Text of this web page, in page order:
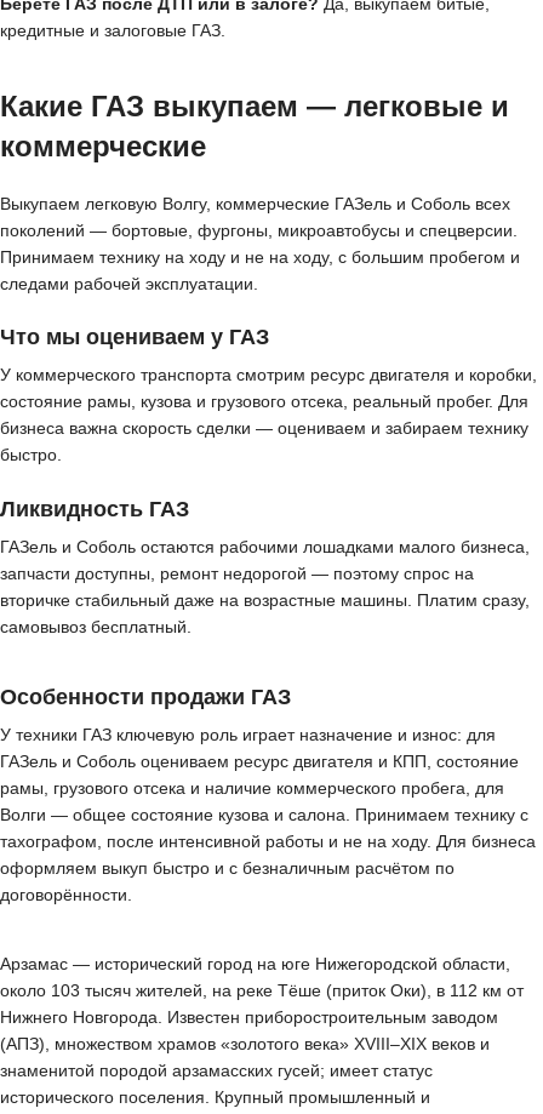
кредитные и залоговые ГАЗ.
Какие ГАЗ выкупаем — легковые и
коммерческие
Выкупаем легковую Волгу, коммерческие ГАЗель и Соболь всех
поколений — бортовые, фургоны, микроавтобусы и спецверсии.
Принимаем технику на ходу и не на ходу, с большим пробегом и
следами рабочей эксплуатации.
Что мы оцениваем у ГАЗ
У коммерческого транспорта смотрим ресурс двигателя и коробки,
состояние рамы, кузова и грузового отсека, реальный пробег. Для
бизнеса важна скорость сделки — оцениваем и забираем технику
быстро.
Ликвидность ГАЗ
ГАЗель и Соболь остаются рабочими лошадками малого бизнеса,
запчасти доступны, ремонт недорогой — поэтому спрос на
вторичке стабильный даже на возрастные машины. Платим сразу,
самовывоз бесплатный.
Особенности продажи ГАЗ
У техники ГАЗ ключевую роль играет назначение и износ: для
ГАЗель и Соболь оцениваем ресурс двигателя и КПП, состояние
рамы, грузового отсека и наличие коммерческого пробега, для
Волги — общее состояние кузова и салона. Принимаем технику с
тахографом, после интенсивной работы и не на ходу. Для бизнеса
оформляем выкуп быстро и с безналичным расчётом по
договорённости.
Арзамас — исторический город на юге Нижегородской области,
около 103 тысяч жителей, на реке Тёше (приток Оки), в 112 км от
Нижнего Новгорода. Известен приборостроительным заводом
(АПЗ), множеством храмов «золотого века» XVIII–XIX веков и
знаменитой породой арзамасских гусей; имеет статус
исторического поселения. Крупный промышленный и